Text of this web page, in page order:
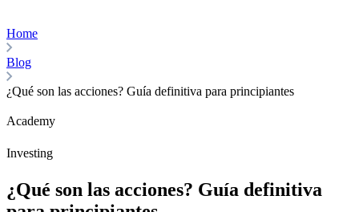
Home
Blog
¿Qué son las acciones? Guía definitiva para principiantes
Academy
Investing
¿Qué son las acciones? Guía definitiva